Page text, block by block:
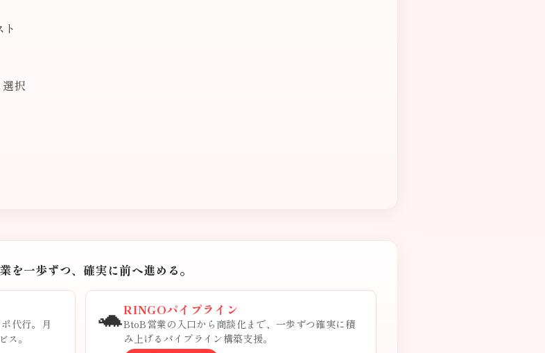
択
を一歩ずつ、確実に前へ進める。
代行。月
。
🐢RINGOパイプライン
BtoB営業の入口から商談化まで、一歩ずつ確実に積
み上げるパイプライン構築支援。